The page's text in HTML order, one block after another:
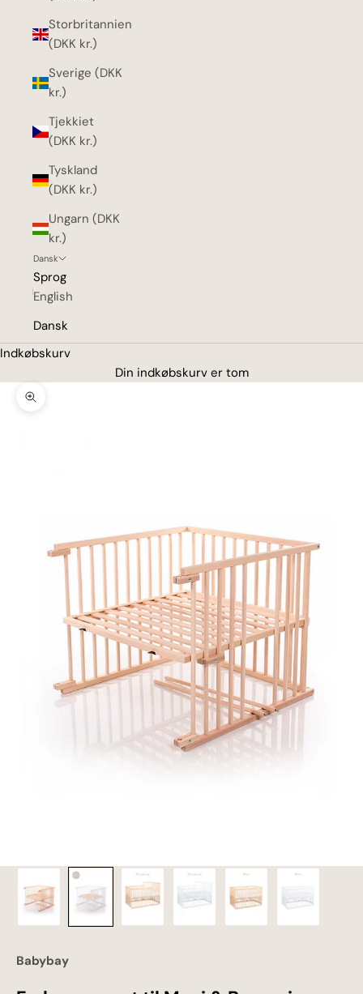
Storbritannien
(DKK kr.)
Sverige (DKK
kr.)
Tjekkiet
(DKK kr.)
Tyskland
(DKK kr.)
Ungarn (DKK
kr.)
Dansk
Sprog
English
Dansk
Indkøbskurv
Din indkøbskurv er tom
Zoom
Babybay